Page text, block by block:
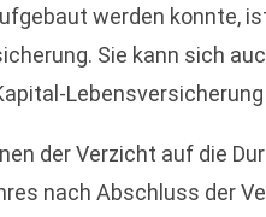
werden konnte,
Sie kann sich
der Verzicht auf die
nach Abschluss der